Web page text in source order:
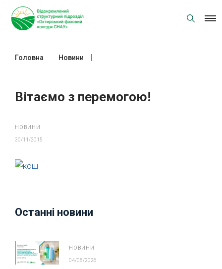
content
Головна Новини
Вітаємо з перемогою!
НОВИНИ
30/11/2015
Останні новини
НОВИНИ
04/08/2026